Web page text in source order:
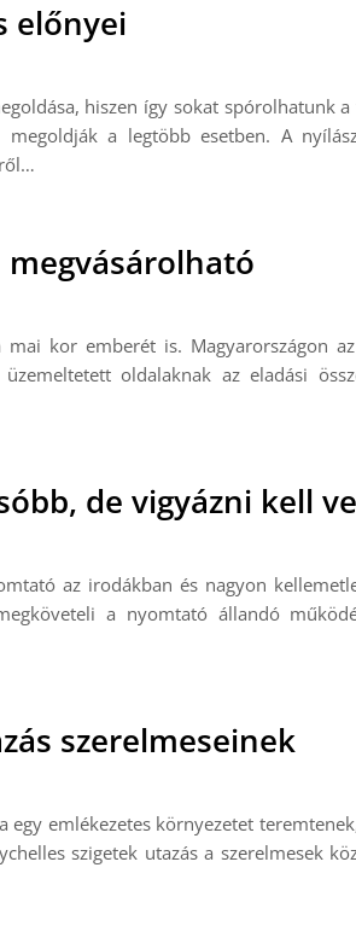
előnyei
hiszen így sokat spórolhatunk a
a legtöbb esetben. A
kor emberét is. Magyarországon
oldalaknak az eladási
de vigyázni kell
az irodákban és nagyon
a nyomtató állandó
szerelmeseinek
emlékezetes környezetet
szigetek utazás a szerelmesek